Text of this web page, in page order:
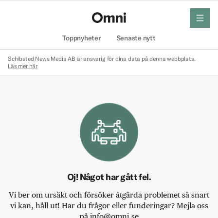
Toppnyheter Senaste nytt
meny
Schibsted News Media AB är ansvarig för dina data på denna webbplats.
Läs mer här
Oj! Något har gått fel.
Vi ber om ursäkt och försöker åtgärda problemet så snart
vi kan, håll ut! Har du frågor eller funderingar? Mejla oss